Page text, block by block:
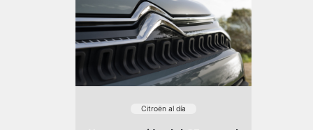
Citroën al día